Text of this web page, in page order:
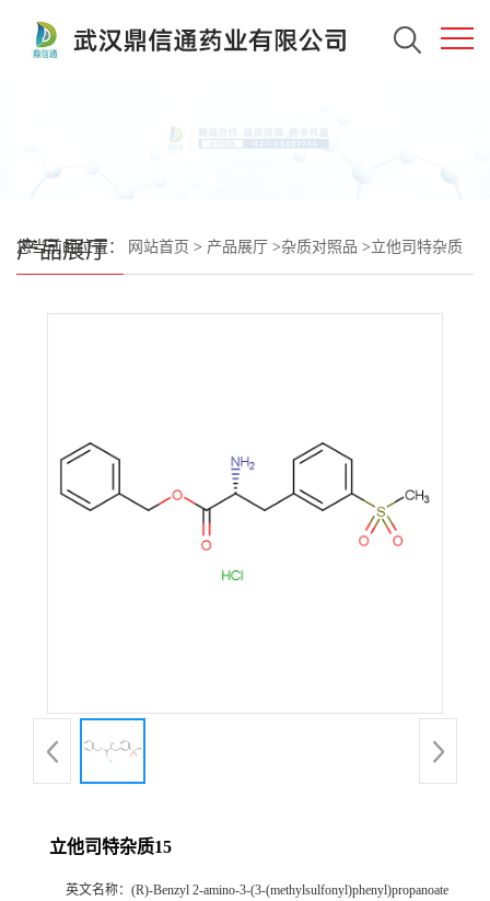
产品展厅
您当前的位置： 网站首页 > 产品展厅 >杂质对照品 >立他司特杂质
立他司特杂质15
英文名称： (R)-Benzyl 2-amino-3-(3-(methylsulfonyl)phenyl)propanoate